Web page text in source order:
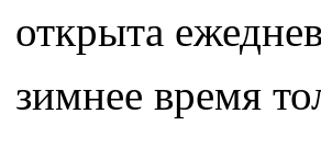
открыта
зимнее время